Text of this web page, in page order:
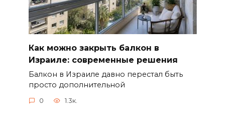
Как можно закрыть балкон в
Израиле: современные решения
Балкон в Израиле давно перестал быть
просто дополнительной
0 1.3к.